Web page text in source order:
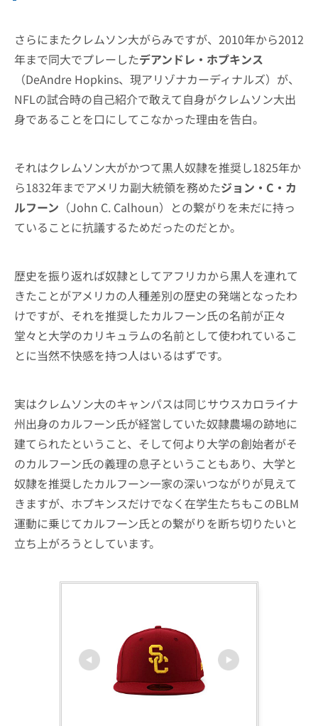
さらにまたクレムソン大がらみですが、2010年から2012
年まで同大でプレーしたデアンドレ・ホプキンス
（DeAndre Hopkins、現アリゾナカーディナルズ）が、
NFLの試合時の自己紹介で敢えて自身がクレムソン大出
身であることを口にしてこなかった理由を告白。
それはクレムソン大がかつて黒人奴隷を推奨し1825年か
ら1832年までアメリカ副大統領を務めたジョン・C・カ
ルフーン （John C. Calhoun）との繋がりを未だに持っ
ていることに抗議するためだったのだとか。
歴史を振り返れば奴隷としてアフリカから黒人を連れて
きたことがアメリカの人種差別の歴史の発端となったわ
けですが、それを推奨したカルフーン氏の名前が正々
堂々と大学のカリキュラムの名前として使われているこ
とに当然不快感を持つ人はいるはずです。
実はクレムソン大のキャンパスは同じサウスカロライナ
州出身のカルフーン氏が経営していた奴隷農場の跡地に
建てられたということ、そして何より大学の創始者がそ
のカルフーン氏の義理の息子ということもあり、大学と
奴隷を推奨したカルフーン一家の深いつながりが見えて
きますが、ホプキンスだけでなく在学生たちもこのBLM
運動に乗じてカルフーン氏との繋がりを断ち切りたいと
立ち上がろうとしています。